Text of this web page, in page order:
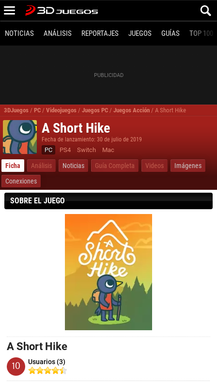
NOTICIAS ANÁLISIS REPORTAJES JUEGOS GUÍAS TOP 100
3DJuegos / PC / Videojuegos / Juegos PC / Juegos Acción / A Short Hike
A Short Hike
Fecha de lanzamiento: 30 de julio de 2019
PC PS4 Switch Mac
Ficha Análisis Noticias Guía Completa Videos
Imágenes
Conexiones
SOBRE EL JUEGO
A Short Hike
10 Usuarios (3)